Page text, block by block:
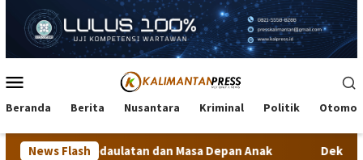
konten
Mobile
Beranda Berita Nusantara Kriminal Politik
News Flash
dan Masa Depan Anak Dekranasda Tarakan